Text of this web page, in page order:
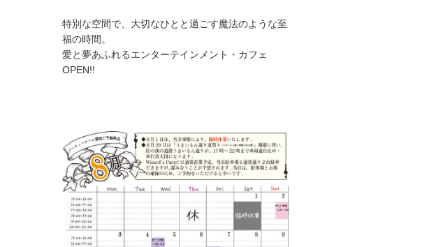
特別な空間で、大切なひとと過ごす魔法のような至
福の時間。
愛と夢あふれるエンターテインメント・カフェ
OPEN!!